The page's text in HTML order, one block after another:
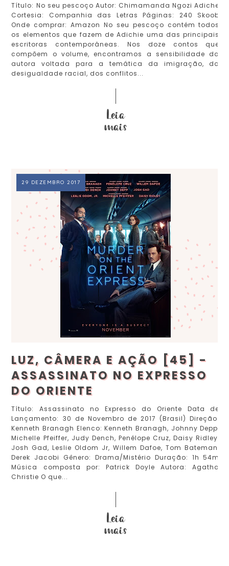
Título: No seu pescoço Autor: Chimamanda Ngozi Adiche
Cortesia: Companhia das Letras Páginas: 240 Skoob
Onde comprar: Amazon No seu pescoço contém todos
os elementos que fazem de Adichie uma das principais
escritoras contemporâneas. Nos doze contos que
compõem o volume, encontramos a sensibilidade da
autora voltada para a temática da imigração, da
desigualdade racial, dos conflitos...
29 DEZEMBRO 2017
LUZ, CÂMERA E AÇÃO [45] -
ASSASSINATO NO EXPRESSO
DO ORIENTE
Título: Assassinato no Expresso do Oriente Data de
Lançamento: 30 de Novembro de 2017 (Brasil) Direção:
Kenneth Branagh Elenco: Kenneth Branagh, Johnny Depp,
Michelle Pfeiffer, Judy Dench, Penélope Cruz, Daisy Ridley,
Josh Gad, Leslie Oldom Jr, Willem Dafoe, Tom Bateman,
Derek Jacobi Gênero: Drama/Mistério Duração: 1h 54m
Música composta por: Patrick Doyle Autora: Agatha
Christie O que...